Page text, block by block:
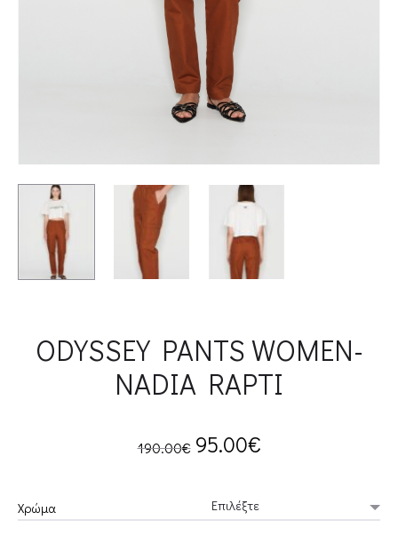
ODYSSEY PANTS WOMEN-
NADIA RAPTI
190.00€ Original
was:
95.00€Current
is:
Χρώμα